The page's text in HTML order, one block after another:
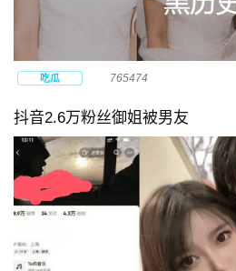
吃瓜 765474
抖音2.6万粉丝御姐被男友